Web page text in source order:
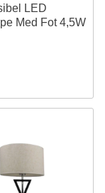
LED
Med Fot 4,5W